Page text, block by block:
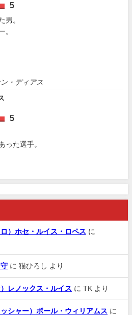
5
男。
。
・ディアス
5
った選手。
）ホセ・ルイス・ロペス に
に 猫ひろし より
レノックス・ルイス に TK より
シャー）ポール・ウィリアムス に